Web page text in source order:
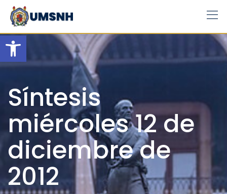
Open toolbar
Skip
content
Síntesis
miércoles 12 de
diciembre de
2012